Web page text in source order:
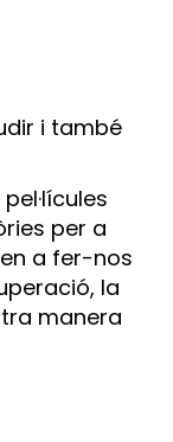
i també
per a
a fer-nos
la
manera